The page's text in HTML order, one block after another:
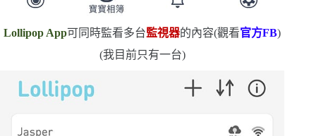
Lollipop App可同時監看多台監視器的內容(觀看官方FB)
(我目前只有一台)